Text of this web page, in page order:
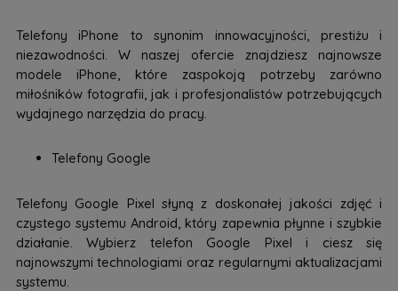
Telefony iPhone to synonim innowacyjności, prestiżu i
niezawodności. W naszej ofercie znajdziesz najnowsze
modele iPhone, które zaspokoją potrzeby zarówno
miłośników fotografii, jak i profesjonalistów potrzebujących
wydajnego narzędzia do pracy.
Telefony Google
Telefony Google Pixel słyną z doskonałej jakości zdjęć i
czystego systemu Android, który zapewnia płynne i szybkie
działanie. Wybierz telefon Google Pixel i ciesz się
najnowszymi technologiami oraz regularnymi aktualizacjami
systemu.